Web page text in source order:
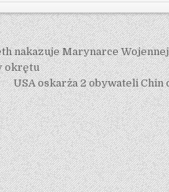
nakazuje Marynarce
okrętu
USA oskarża 2 obywateli